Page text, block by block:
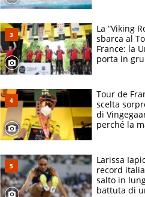
mirino
La “Viking
sbarca al
France: la
porta in
compagni
Tour de
scelta
di
perché la
rischio da
Larissa
record
salto in
battuta di